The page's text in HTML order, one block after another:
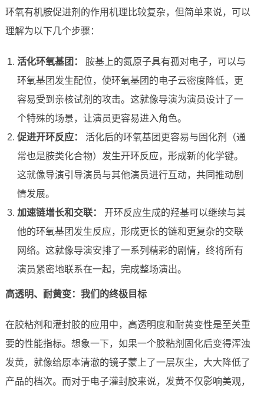
环氧有机胺促进剂的作用机理比较复杂，但简单来说，可以
理解为以下几个步骤：
活化环氧基团：
胺基上的氮原子具有孤对电子，可以与
环氧基团发生配位，使环氧基团的电子云密度降低，更
容易受到亲核试剂的攻击。这就像导演为演员设计了一
个特殊的场景，让演员更容易进入角色。
促进开环反应：
活化后的环氧基团更容易与固化剂（通
常也是胺类化合物）发生开环反应，形成新的化学键。
这就像导演引导演员与其他演员进行互动，共同推动剧
情发展。
加速链增长和交联：
开环反应生成的羟基可以继续与其
他的环氧基团发生反应，形成更长的链和更复杂的交联
网络。这就像导演安排了一系列精彩的剧情，终将所有
演员紧密地联系在一起，完成整场演出。
高透明、耐黄变：我们的终极目标
在胶粘剂和灌封胶的应用中，高透明度和耐黄变性是至关重
要的性能指标。想象一下，如果一个胶粘剂固化后变得浑浊
发黄，就像给原本清澈的镜子蒙上了一层灰尘，大大降低了
产品的档次。而对于电子灌封胶来说，发黄不仅影响美观，